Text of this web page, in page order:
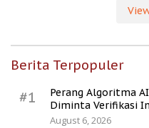
Berita Terpopuler
#1
Perang Algoritma
Diminta Verifikasi
August 6, 2026